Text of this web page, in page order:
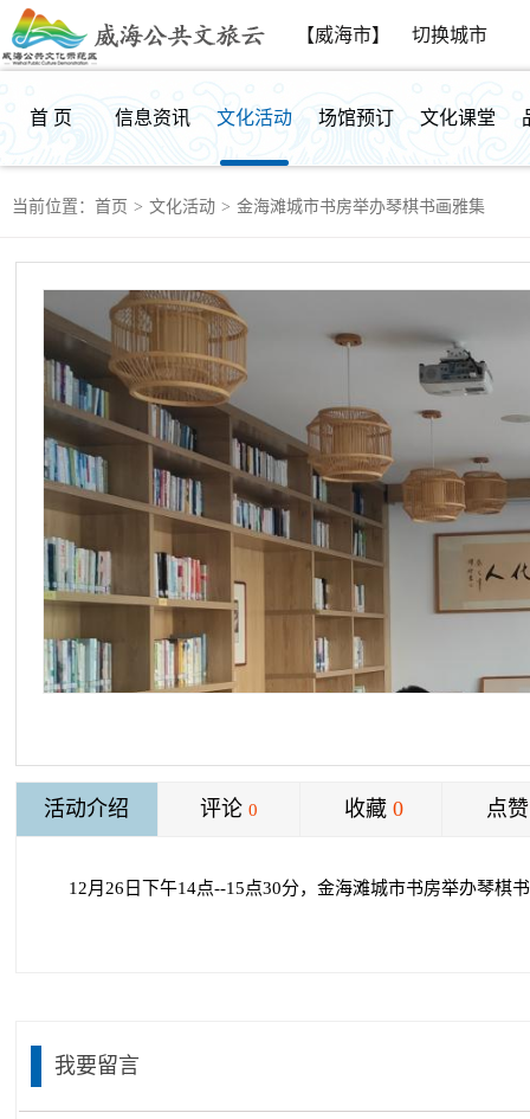
【威海市】 切换城市
首 页 信息资讯 文化活动 场馆预订 文化课堂
群众反馈
当前位置： 首页 > 文化活动 > 金海滩城市书房举办琴棋书画雅集
活动介绍 评论 0 收藏 0 点赞
12月26日下午14点--15点30分，金海滩城市书房举办琴棋
我要留言